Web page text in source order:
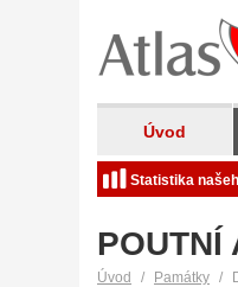
Úvod
Statistika
POUTNÍ
Úvod Památky